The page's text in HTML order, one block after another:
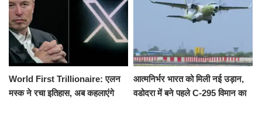
World First Trillionaire: एलन
मस्क ने रचा इतिहास, अब कहलाएंगे
आत्मनिर्भर भारत को मिली नई उड़ान,
वडोदरा में बने पहले C-295 विमान का